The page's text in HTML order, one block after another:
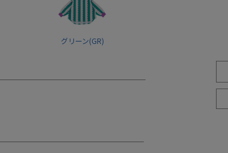
グリーン(GR)